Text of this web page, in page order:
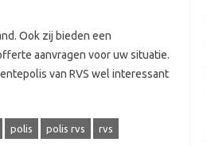
Ook zij bieden een
aanvragen voor uw situatie.
van RVS wel interessant
polis polis rvs rvs